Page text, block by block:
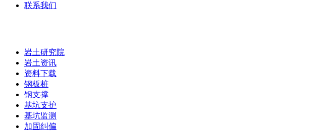
联系我们
岩土研究院
岩土资讯
资料下载
钢板桩
钢支撑
基坑支护
基坑监测
加固纠偏